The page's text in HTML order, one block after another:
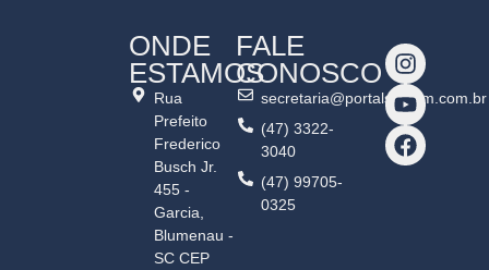
ONDE
ESTAMOS
Rua
Prefeito
Frederico
Busch Jr.
455 -
Garcia,
Blumenau -
SC CEP
FALE
CONOSCO
secretaria@portalshalom.com.br
(47) 3322-
3040
(47) 99705-
0325